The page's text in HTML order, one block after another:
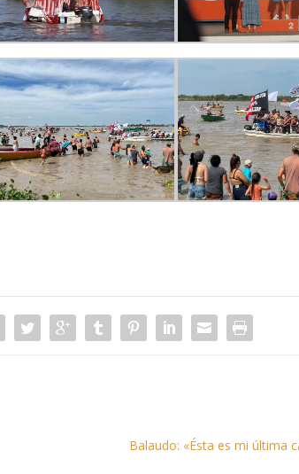
Balaudo: «Ésta es mi última